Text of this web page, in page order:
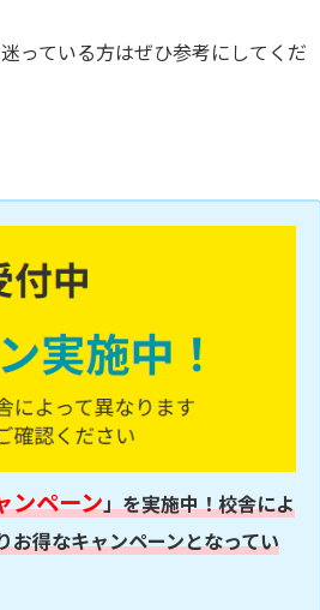
っている方はぜひ参考にしてくだ
ンペーン」を実施中！校舎によ
お得なキャンペーンとなってい